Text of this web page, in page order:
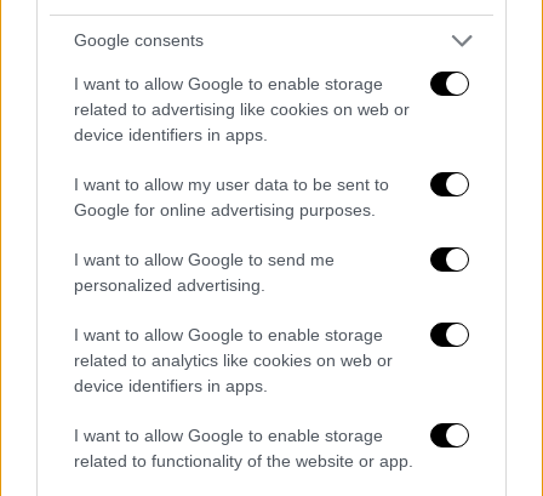
Google consents
I want to allow Google to enable storage
related to advertising like cookies on web or
device identifiers in apps.
I want to allow my user data to be sent to
Google for online advertising purposes.
I want to allow Google to send me
personalized advertising.
I want to allow Google to enable storage
related to analytics like cookies on web or
device identifiers in apps.
I want to allow Google to enable storage
related to functionality of the website or app.
Ελλάδα|19.02.2019 19:45
καταγγελίες ξυλοδαρμών από την μαφία
Κορυδαλλού